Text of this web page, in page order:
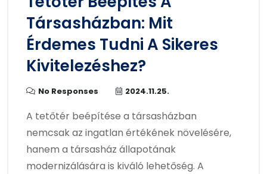
Társasházban: Mit
Érdemes Tudni A Sikeres
Kivitelezéshez?
No Responses 2024.11.25.
A tetőtér beépítése a társasházban
nemcsak az ingatlan értékének növelésére,
hanem a társasház állapotának
modernizálására is kiváló lehetőség. A